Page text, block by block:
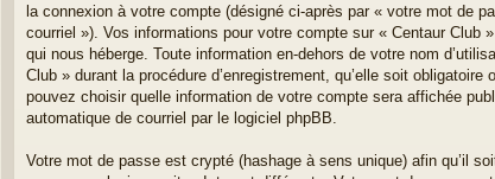
la connexion à votre compte (désigné ci-après par « votre mot de
courriel »). Vos informations pour votre compte sur « Centaur
qui nous héberge. Toute information en-dehors de votre nom
Club » durant la procédure d’enregistrement, qu’elle soit
pouvez choisir quelle information de votre compte sera affichée
automatique de courriel par le logiciel phpBB.
Votre mot de passe est crypté (hashage à sens unique) afin qu’il